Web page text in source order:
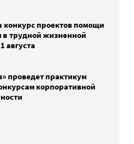
конкурс проектов помощи
в трудной жизненной
августа
проведет практикум
корпоративной